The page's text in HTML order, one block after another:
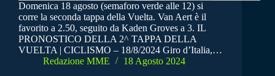
Domenica 18 agosto (semaforo verde alle 12) si
corre la seconda tappa della Vuelta. Van Aert è il
favorito a 2.50, seguito da Kaden Groves a 3. IL
PRONOSTICO DELLA 2^ TAPPA DELLA
VUELTA | CICLISMO – 18/8/2024 Giro d’Italia,…
Redazione MME
18 Agosto 2024